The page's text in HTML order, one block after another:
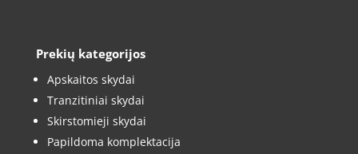
Prekių kategorijos
Apskaitos skydai
Tranzitiniai skydai
Skirstomieji skydai
Papildoma komplektacija